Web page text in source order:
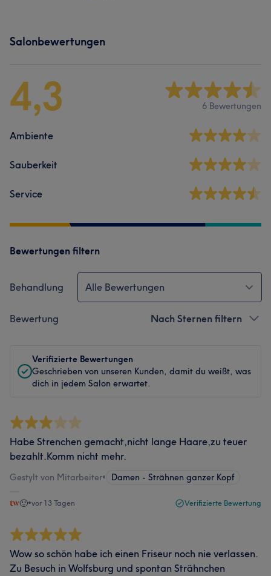
Salonbewertungen
4,3 6 Bewertungen
Ambiente
Sauberkeit
Service
Bewertungen filtern
Behandlung Alle Bewertungen
Bewertung Nach Sternen filtern
Verifizierte Bewertungen
Geschrieben von unseren Kunden, damit du weißt, was
dich in jedem Salon erwartet.
Habe Strenchen gemacht,nicht lange Haare,zu teuer
bezahlt.Komm nicht mehr.
Gestylt von Mitarbeiter• Damen - Strähnen ganzer Kopf
🙂•vor 13 Tagen Verifizierte Bewertung
Wow so schön habe ich einen Friseur noch nie verlassen.
Zu Besuch in Wolfsburg und spontan Strähnchen